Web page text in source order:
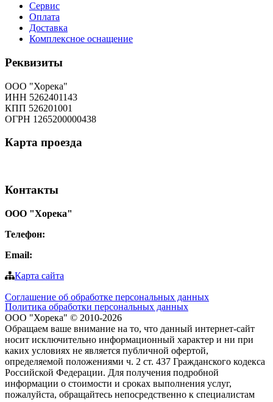
Сервис
Оплата
Доставка
Комплексное оснащение
Реквизиты
ООО "Хорека"
ИНН 5262401143
КПП 526201001
ОГРН 1265200000438
Карта проезда
Контакты
ООО "Хорека"
Телефон:
Email:
Карта сайта
Соглашение об обработке персональных данных
Политика обработки персональных данных
ООО "Хорека" © 2010-2026
Обращаем ваше внимание на то, что данный интернет-сайт
носит исключительно информационный характер и ни при
каких условиях не является публичной офертой,
определяемой положениями ч. 2 ст. 437 Гражданского кодекса
Российской Федерации. Для получения подробной
информации о стоимости и сроках выполнения услуг,
пожалуйста, обращайтесь непосредственно к специалистам